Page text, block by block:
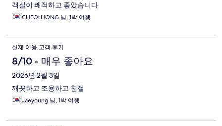
객실이 쾌적하고 좋았습니다
CHEOLHONG 님, 1박 여행
실제 이용 고객 후기
8/10 - 매우 좋아요
2026년 2월 3일
깨끗하고 조용하고 친절
Jaeyoung 님, 1박 여행